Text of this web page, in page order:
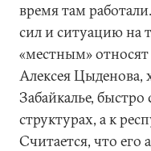
время там
сил и ситуацию на
«местным»
Алексея Цыденова,
Забайкалье,
структурах, а к
Считается, что